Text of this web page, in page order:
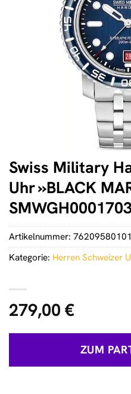
Swiss Military
Uhr »BLACK
279,00 €
ZUM
Artikelnummer:
Kategorie: Herren Schweizer